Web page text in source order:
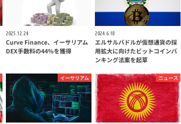
2025.12.24
Curve Finance、イーサリアム
DEX手数料の44%を獲得
2024.6.18
エルサルバドルが仮想通貨の採
用拡大に向けたビットコインバ
ンキング法案を起草
イーサリアム ニュース